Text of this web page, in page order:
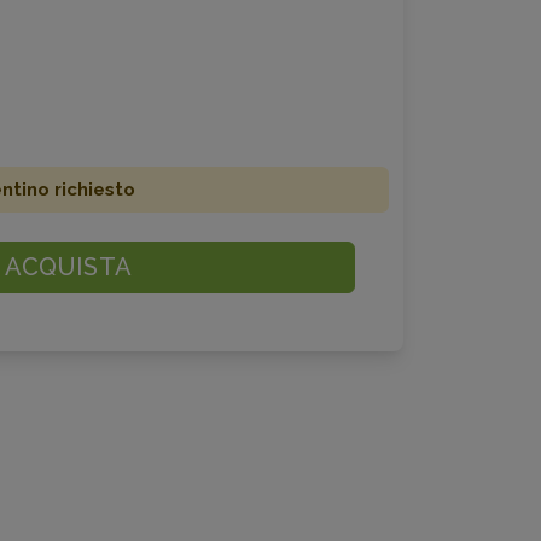
richiesto
ACQUISTA